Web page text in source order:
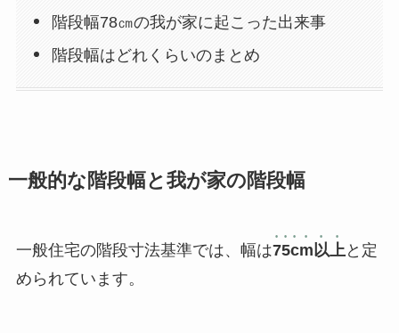
階段幅78㎝の我が家に起こった出来事
階段幅はどれくらいのまとめ
一般的な階段幅と我が家の階段幅
一般住宅の階段寸法基準では、幅は75cm以上と定
められています。